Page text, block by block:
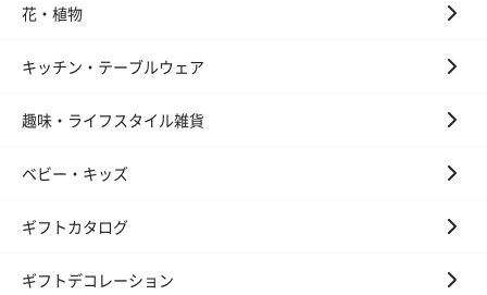
プレミアムビール イネ
実楽山田錦 特別純米
ジョニ－ウ
お酒にぴったりのおつまみ・サプリを同梱してお届けいたしま
花・植物
キッチン・テーブルウェア
趣味・ライフスタイル雑貨
ベビー・キッズ
ギフトカタログ
ギフトデコレーション